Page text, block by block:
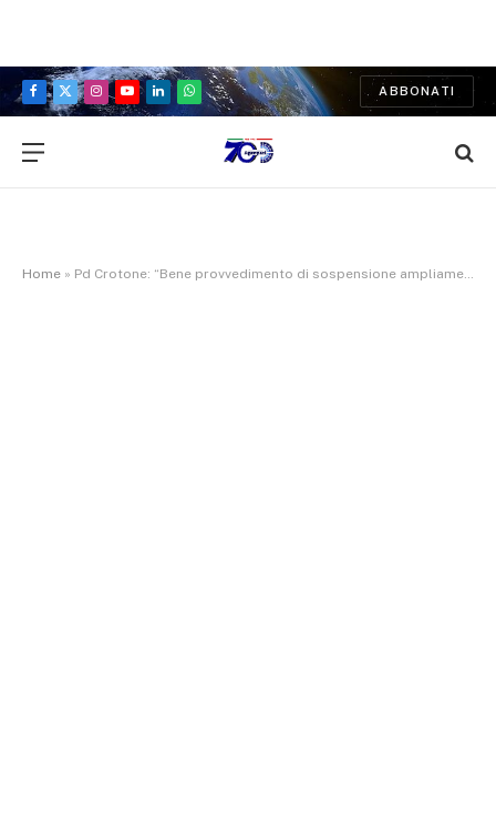
Facebook
X
Instagram
YouTubeLinkedInWhatsApp
ABBONATI
Home » Pd Crotone: “Bene provvedimento di sospensione ampliamento discarica Columbra”